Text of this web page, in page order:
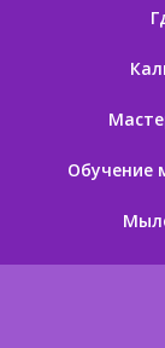
Обучение